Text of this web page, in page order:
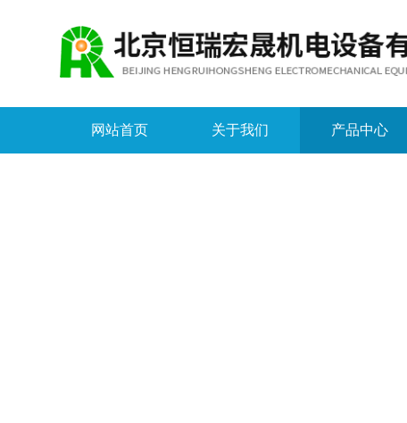
网站首页 关于我们 产品中心